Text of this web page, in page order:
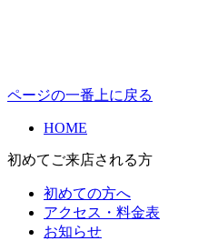
ページの一番上に戻る
HOME
初めてご来店される方
初めての方へ
アクセス・料金表
お知らせ